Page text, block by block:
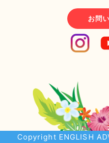
お問
Copyright ENGLISH